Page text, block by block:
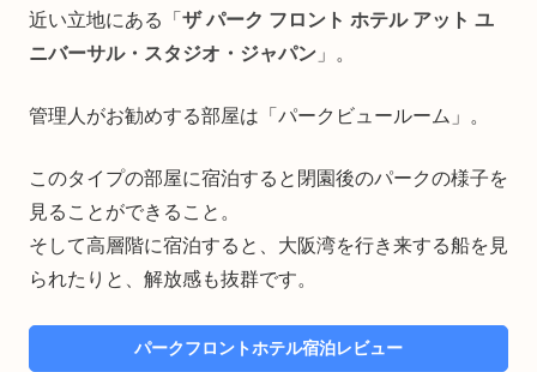
近い立地にある「 ザ パーク フロント ホテル アット ユ
ニバーサル・スタジオ・ジャパン 」。
管理人がお勧めする部屋は「パークビュールーム」。
このタイプの部屋に宿泊すると閉園後のパークの様子を
見ることができること。
そして高層階に宿泊すると、大阪湾を行き来する船を見
られたりと、解放感も抜群です。
パークフロントホテル宿泊レビュー